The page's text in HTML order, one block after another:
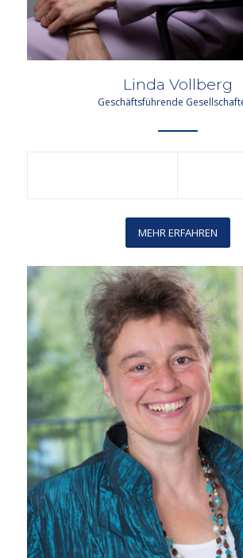
Linda Vollberg
Geschäftsführende
MEHR ERFAHREN